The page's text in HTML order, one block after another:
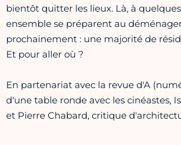
bientôt quitter les lieux. Là, à
ensemble se préparent au
prochainement : une majorité de
Et pour aller où ?
En partenariat avec la revue d'A
d'une table ronde avec les cinéastes,
et Pierre Chabard, critique